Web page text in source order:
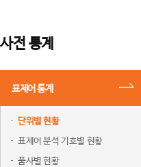
사전 통계
표제어 통계
단위별 현황
표제어 분석 기호별 현황
품사별 현황